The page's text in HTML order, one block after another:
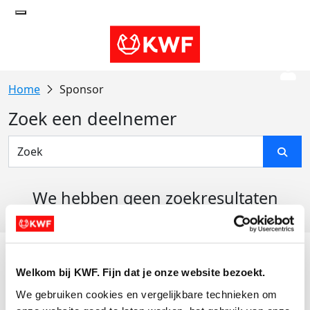
Welkom bij KWF. Fijn dat je onze website bezoekt.
We gebruiken cookies en vergelijkbare technieken om
Sponsor
Zoek een deelnemer
We hebben geen zoekresultaten
Actiematerialen
Evenementen